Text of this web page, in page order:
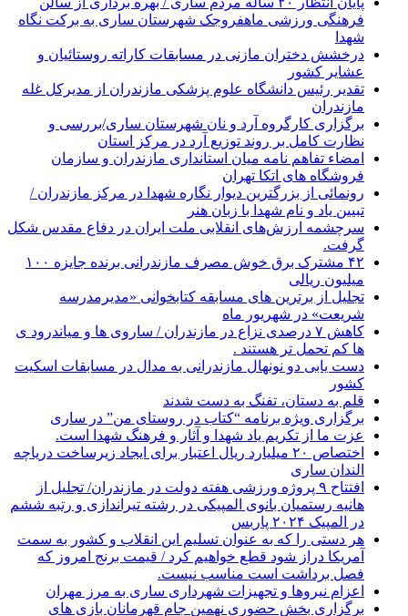
فرهنگی ورزشی ماهفروجک شهرستان ساری به برکت نگاه
شهدا
درخشش دختران مازنی در مسابقات کاراته روستائیان و
عشایر کشور
تقدیر رئیس دانشگاه علوم پزشکی مازندران از مدیرکل غله
مازندران
برگزاری کارگروه آرد و نان شهرستان ساری/بررسی و
نظارت کامل بر روند توزیع آرد در مرکز استان
امضاء تفاهم نامه میان استانداری مازندران و سازمان
فروشگاه های اتکا تهران
رونمائی از بزرگترین دیوار نگاره شهدا در مرکز مازندران /
تبیین یاد و نام شهدا با زبان هنر
سرچشمه ارزش‌های انقلابی ملت ایران در دفاع مقدس شکل
گرفت.
۴۲ مشترک برق خوش مصرف مازندرانی برنده جایزه ۱۰۰
میلیون ریالی
تجلیل از برترین های مسابقه کتابخوانی «مدیرمدرسه
شریعت» در شهریور ماه
کاهش ۷ درصدی نزاع در مازندران / ساروی ها و میاندرود ی
ها کم تحمل تر هستند‌ .
دست یابی دو نونهال مازندرانی به مدال در مسابقات اسکیت
کشور
قلم به دستان، تفنگ به دست شدند
برگزاری ویژه برنامه “کتاب در روستای من” در ساری
عزت ما از تکریم یاد شهدا و آثار و فرهنگ شهدا است.
اختصاص ۲۰ میلیارد ریال اعتبار برای ایجاد زیرساخت دریاچه
الندان ساری
افتتاح ۹ پروژه ورزشی هفته دولت در مازندران/ تجلیل از
هانیه رستمیان بانوی المپیکی در رشته تیراندازی و رتبه ششم
در المپیک ۲۰۲۴ پاربس
هر دستی را که به عنوان تسلیم این انقلاب و کشور به سمت
آمريکا دراز شود قطع خواهیم کرد / قیمت برنج امروز که
فصل برداشت است مناسب نیست.
اعزام نیروها و تجهیزات شهرداری ساری به مرز مهران
برگزاری بخش حضوری نهمین جام قهرمانان بازی های